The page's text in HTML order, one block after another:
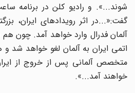
گفت:«...در اثر رویدادهای ایران،
آلمان فدرال وارد خواهد آمد. چون هم
اتمی ایران به آلمان لغو خواهد شد و
متخصص آلمانی پس از خروج از ایران
خواهند آمد...».